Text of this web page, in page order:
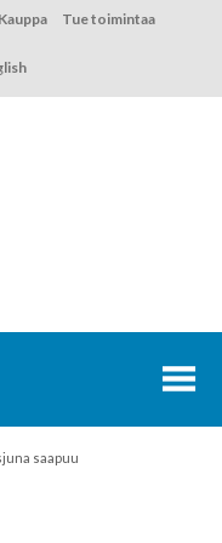
Kauppa Tue toimintaa
saapuu